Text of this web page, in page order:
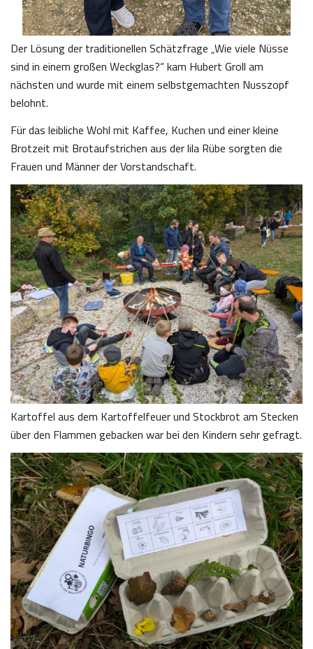
Der Lösung der traditionellen Schätzfrage „Wie viele Nüsse
sind in einem großen Weckglas?“ kam Hubert Groll am
nächsten und wurde mit einem selbstgemachten Nusszopf
belohnt.
Für das leibliche Wohl mit Kaffee, Kuchen und einer kleine
Brotzeit mit Brotaufstrichen aus der lila Rübe sorgten die
Frauen und Männer der Vorstandschaft.
Kartoffel aus dem Kartoffelfeuer und Stockbrot am Stecken
über den Flammen gebacken war bei den Kindern sehr gefragt.